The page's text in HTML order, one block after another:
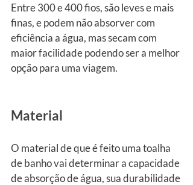
Entre 300 e 400 fios, são leves e mais
finas, e podem não absorver com
eficiência a água, mas secam com
maior facilidade podendo ser a melhor
opção para uma viagem.
Material
O material de que é feito uma toalha
de banho vai determinar a capacidade
de absorção de água, sua durabilidade